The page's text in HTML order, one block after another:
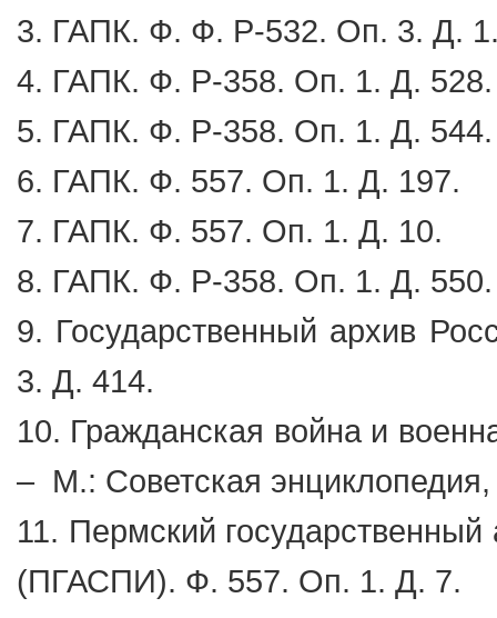
3. ГАПК. Ф. Ф. Р-532. Оп. 3. Д.
4. ГАПК. Ф. Р-358. Оп. 1. Д. 528.
5. ГАПК. Ф. Р-358. Оп. 1. Д. 544.
6. ГАПК. Ф. 557. Оп. 1. Д. 197.
7. ГАПК. Ф. 557. Оп. 1. Д. 10.
8. ГАПК. Ф. Р-358. Оп. 1. Д. 550.
9. Государственный архив
3. Д. 414.
10. Гражданская война и
– М.: Советская
11. Пермский
(ПГАСПИ). Ф. 557. Оп. 1. Д. 7.